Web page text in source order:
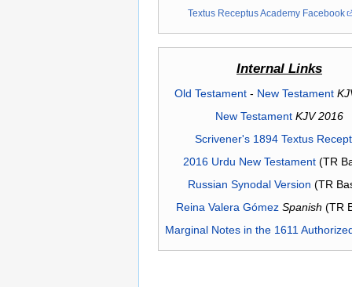
Textus Receptus Academy Facebook
Internal Links
Old Testament- New Testament
New Testament KJV 2016
Scrivener's 1894 Textus
2016 Urdu New Testament(TR
Russian Synodal Version (TR
Reina Valera Gómez Spanish (TR
Marginal Notes in the 1611